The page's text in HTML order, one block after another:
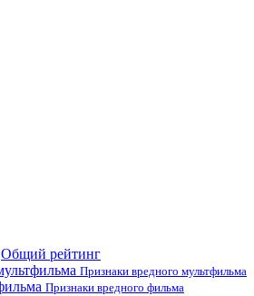
Общий рейтинг
Признаки вредного мультфильма
Признаки вредного фильма